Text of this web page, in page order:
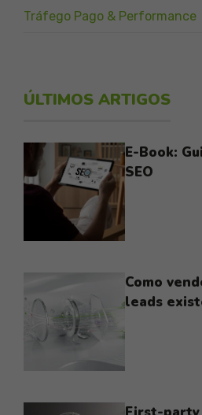
Tráfego Pago & Performance
ÚLTIMOS ARTIGOS
E-Book:
SEO
Como
leads